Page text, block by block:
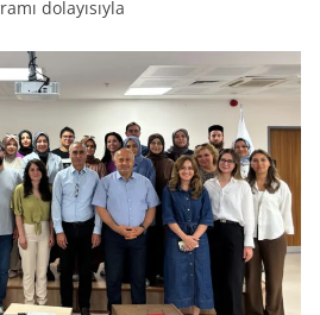
dolayısıyla